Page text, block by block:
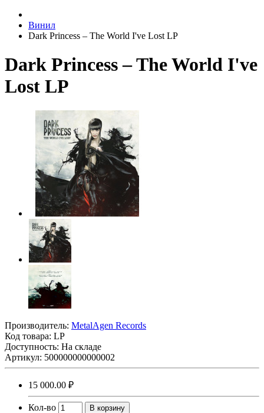
Винил
Dark Princess ‎– The World I've Lost LP
Dark Princess ‎– The World I've
Lost LP
Производитель: MetalAgen Records
Код товара: LP
Доступность: На складе
Артикул: 500000000000002
15 000.00 ₽
Кол-во В корзину